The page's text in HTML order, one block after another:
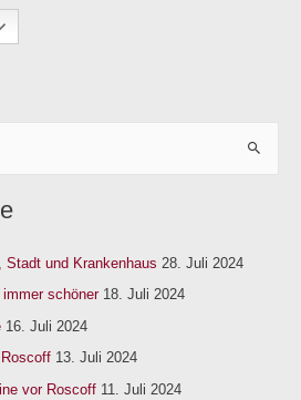
und Krankenhaus 28. Juli 2024
schöner 18. Juli 2024
16. Juli 2024
13. Juli 2024
vor Roscoff 11. Juli 2024